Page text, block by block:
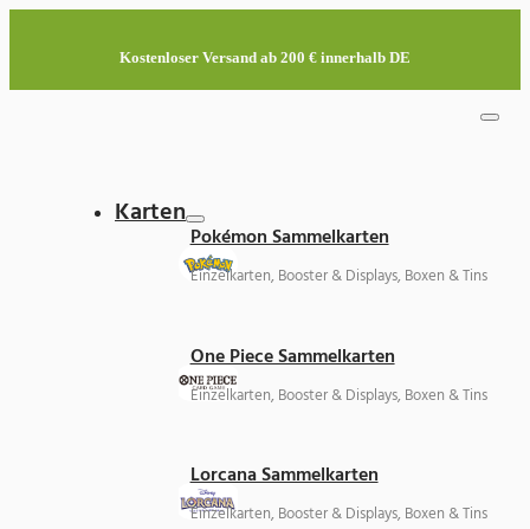
Kostenloser Versand ab 200 € innerhalb DE
Karten
Pokémon Sammelkarten
Einzelkarten, Booster & Displays, Boxen & Tins
One Piece Sammelkarten
Einzelkarten, Booster & Displays, Boxen & Tins
Lorcana Sammelkarten
Einzelkarten, Booster & Displays, Boxen & Tins